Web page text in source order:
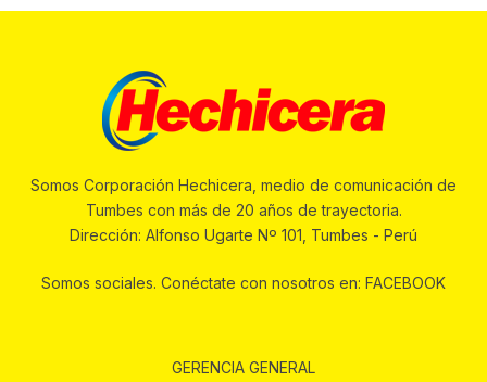
Somos Corporación Hechicera, medio de comunicación de
Tumbes con más de 20 años de trayectoria.
Dirección: Alfonso Ugarte Nº 101, Tumbes - Perú
Somos sociales. Conéctate con nosotros en: FACEBOOK
GERENCIA GENERAL